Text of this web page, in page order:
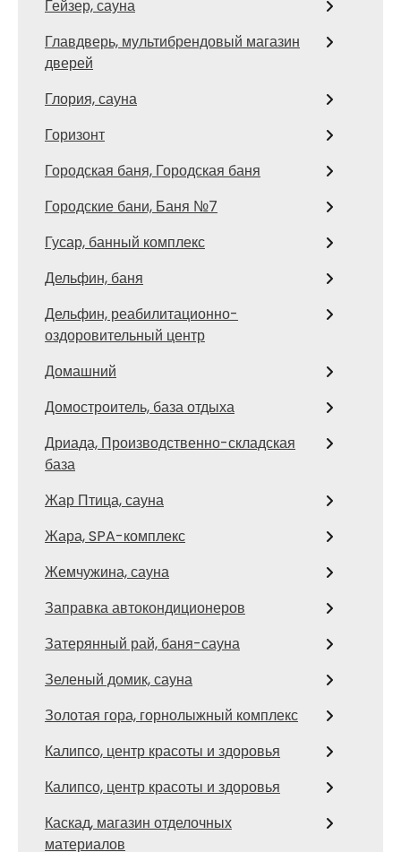
Гейзер, сауна
Главдверь, мультибрендовый магазин
дверей
Глория, сауна
Горизонт
Городская баня, Городская баня
Городские бани, Баня №7
Гусар, банный комплекс
Дельфин, баня
Дельфин, реабилитационно-
оздоровительный центр
Домашний
Домостроитель, база отдыха
Дриада, Производственно-складская
база
Жар Птица, сауна
Жара, SPA-комплекс
Жемчужина, сауна
Заправка автокондиционеров
Затерянный рай, баня-сауна
Зеленый домик, сауна
Золотая гора, горнолыжный комплекс
Калипсо, центр красоты и здоровья
Калипсо, центр красоты и здоровья
Каскад, магазин отделочных
материалов